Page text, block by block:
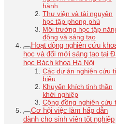
hành
Thư viện và tài nguyên
học tập phong phú
Môi trường học tập
động và sáng tạo
Hoạt động nghiên cứu
học và đổi mới sáng tạo tại
học Bách khoa Hà Nội
Các dự án nghiên cứu
biểu
Khuyến khích tinh thần
khởi nghiệp
Cộng đồng nghiên cứu
Cơ hội việc làm hấp dẫn
dành cho sinh viên tốt nghiệp